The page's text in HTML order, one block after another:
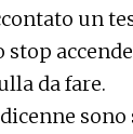
un
stop
da fare.
sono